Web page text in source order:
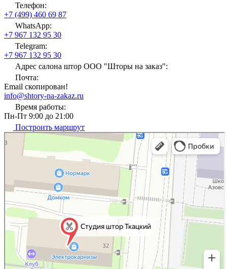
Телефон:
+7 (499) 460 69 87
WhatsApp:
+7 967 132 95 30
Telegram:
+7 967 132 95 30
Адрес салона штор ООО "Шторы на заказ":
Почта:
Email скопирован!
info@shtory-na-zakaz.ru
Время работы:
Пн-Пт 9:00 до 21:00
Построить маршрут